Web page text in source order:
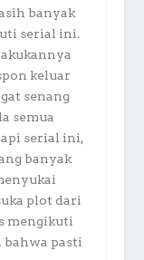
banyak
serial ini.
keluar
senang
semua
serial ini,
banyak
plot dari
mengikuti
bahwa pasti